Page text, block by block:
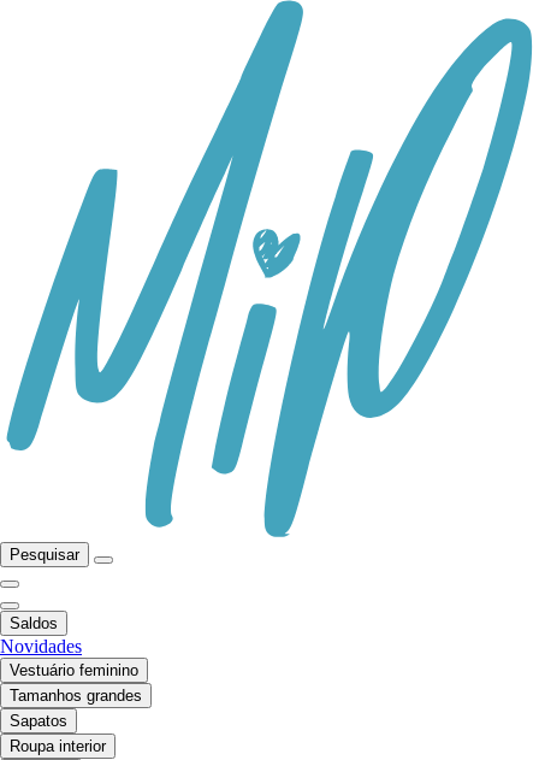
Pesquisar
Saldos
Novidades
Vestuário feminino
Tamanhos grandes
Sapatos
Roupa interior